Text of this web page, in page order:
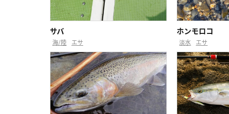
サバ
海/陸 エサ
ホンモロコ
淡水 エサ